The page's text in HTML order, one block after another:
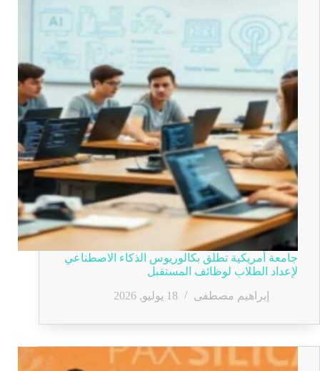
جامعة أمريكية تطلق بكالوريوس الذكاء الاصطناعي
لإعداد الطلاب لوظائف المستقبل
إبراهيم مصطفى
18 يوليو, 2026